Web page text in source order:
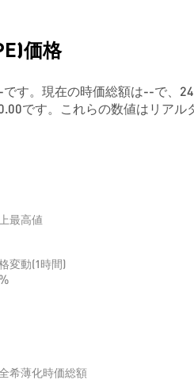
価格
す。現在の時価総額は--で、
です。これらの数値はリア
最高値
変動(1時間)
希薄化時価総額